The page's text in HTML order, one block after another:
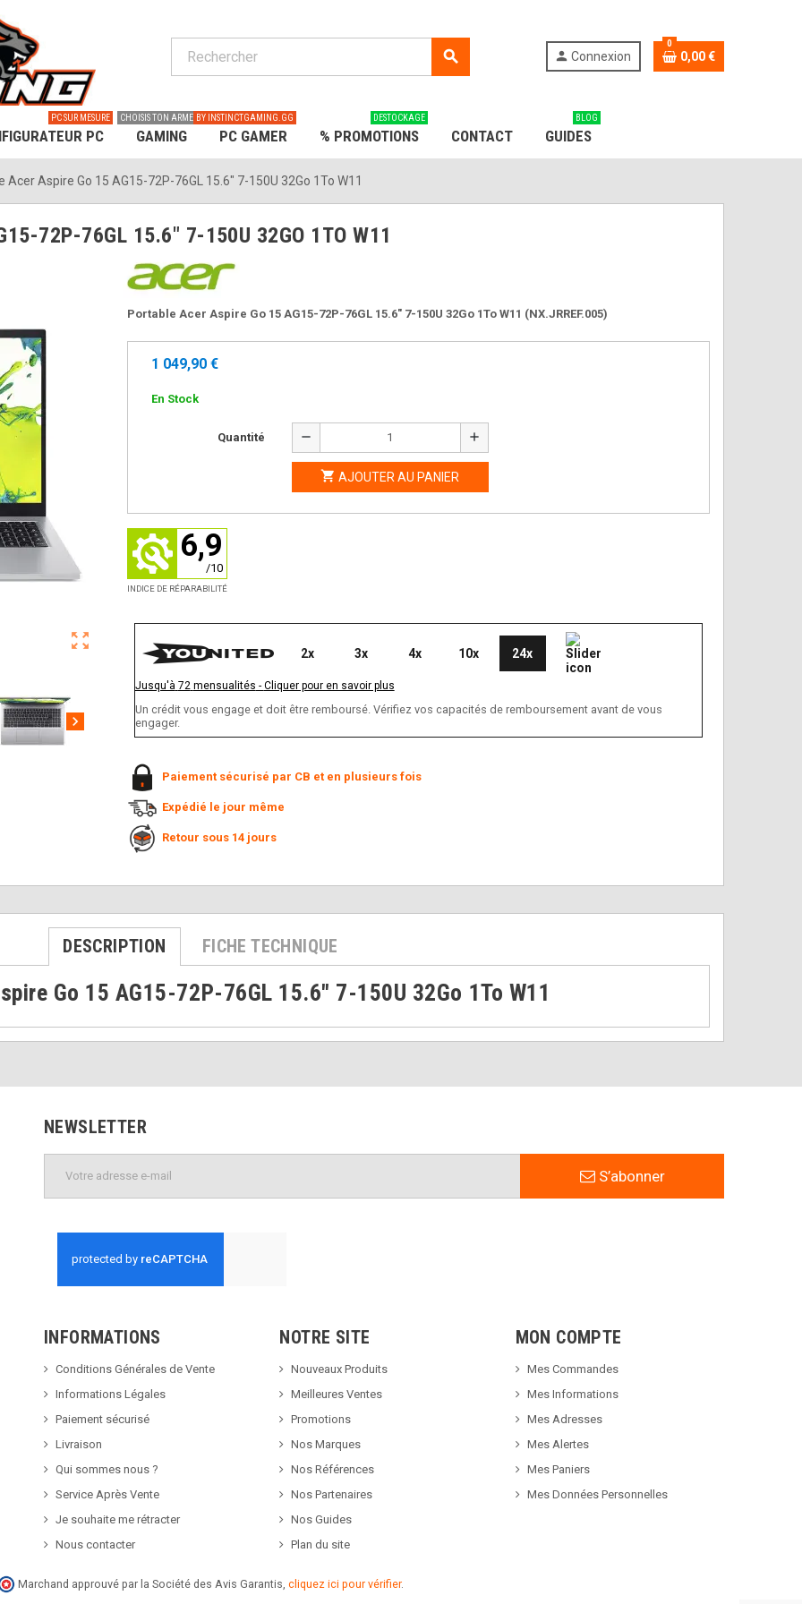
search person Connexion
0
0,00 €
PC
PC SUR MESURE
GAMING
CHOISIS TON ARME
PC GAMER
BY INSTINCTGAMING.GG
% PROMOTIONS
DESTOCKAGE
CONTACT GUIDES
BLOG
Acer Aspire Go 15 AG15-72P-76GL 15.6" 7-150U 32Go 1To W11
72P-76GL 15.6" 7-150U 32GO 1TO W11
zoom_out_map
chevron_right
Portable Acer Aspire Go 15 AG15-72P-76GL 15.6" 7-150U 32Go 1To W11 (NX.JRREF.005)
1 049,90 €
En Stock
Quantité remove add
 AJOUTER AU PANIER
6,9
/10
INDICE DE RÉPARABILITÉ
2x 3x 4x 10x 24x
Jusqu'à 72 mensualités - Cliquer pour en savoir plus
Un crédit vous engage et doit être remboursé. Vérifiez vos capacités de remboursement avant de vous
engager.
Paiement sécurisé par CB et en plusieurs fois
Expédié le jour même
Retour sous 14 jours
DESCRIPTION FICHE TECHNIQUE
Go 15 AG15-72P-76GL 15.6" 7-150U 32Go 1To W11
NEWSLETTER
S’abonner
INFORMATIONS
Conditions Générales de Vente
Informations Légales
Paiement sécurisé
Livraison
Qui sommes nous ?
Service Après Vente
Je souhaite me rétracter
Nous contacter
NOTRE SITE
Nouveaux Produits
Meilleures Ventes
Promotions
Nos Marques
Nos Références
Nos Partenaires
Nos Guides
Plan du site
MON COMPTE
Mes Commandes
Mes Informations
Mes Adresses
Mes Alertes
Mes Paniers
Mes Données Personnelles
Marchand approuvé par la Société des Avis Garantis, cliquez ici pour vérifier.